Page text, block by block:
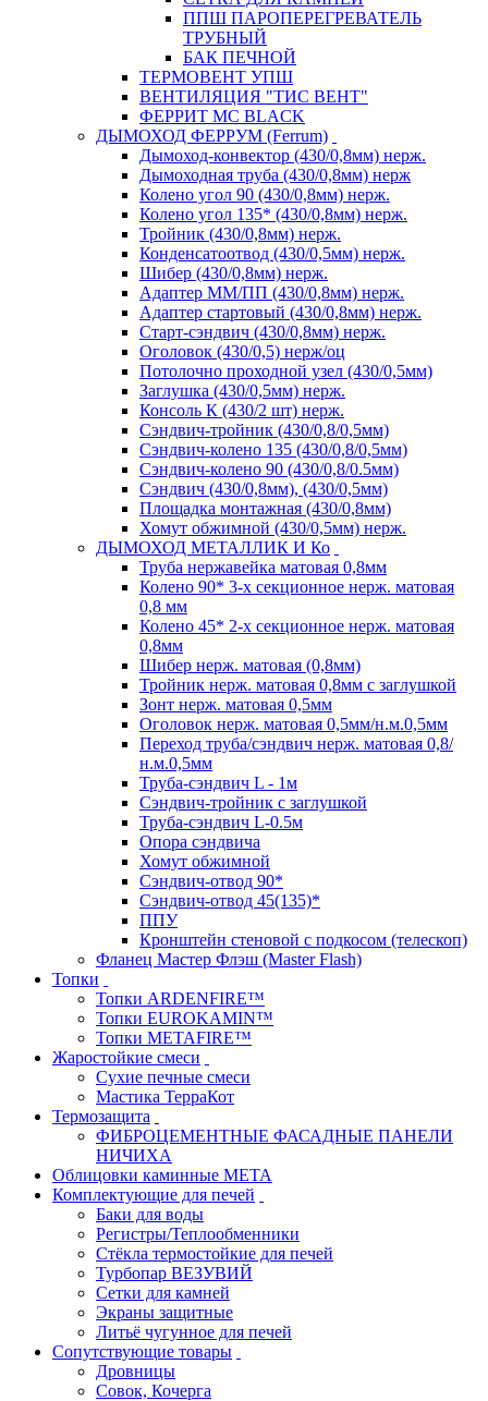
ППШ ПАРОПЕРЕГРЕВАТЕЛЬ
ТРУБНЫЙ
БАК ПЕЧНОЙ
ТЕРМОВЕНТ УПШ
ВЕНТИЛЯЦИЯ "ТИС ВЕНТ"
ФЕРРИТ MC BLACK
ДЫМОХОД ФЕРРУМ (Ferrum)
Дымоход-конвектор (430/0,8мм) нерж.
Дымоходная труба (430/0,8мм) нерж
Колено угол 90 (430/0,8мм) нерж.
Колено угол 135* (430/0,8мм) нерж.
Тройник (430/0,8мм) нерж.
Конденсатоотвод (430/0,5мм) нерж.
Шибер (430/0,8мм) нерж.
Адаптер ММ/ПП (430/0,8мм) нерж.
Адаптер стартовый (430/0,8мм) нерж.
Старт-сэндвич (430/0,8мм) нерж.
Оголовок (430/0,5) нерж/оц
Потолочно проходной узел (430/0,5мм)
Заглушка (430/0,5мм) нерж.
Консоль К (430/2 шт) нерж.
Сэндвич-тройник (430/0,8/0,5мм)
Сэндвич-колено 135 (430/0,8/0,5мм)
Сэндвич-колено 90 (430/0,8/0.5мм)
Сэндвич (430/0,8мм), (430/0,5мм)
Площадка монтажная (430/0,8мм)
Хомут обжимной (430/0,5мм) нерж.
ДЫМОХОД МЕТАЛЛИК И Ко
Труба нержавейка матовая 0,8мм
Колено 90* 3-х секционное нерж. матовая
0,8 мм
Колено 45* 2-х секционное нерж. матовая
0,8мм
Шибер нерж. матовая (0,8мм)
Тройник нерж. матовая 0,8мм с заглушкой
Зонт нерж. матовая 0,5мм
Оголовок нерж. матовая 0,5мм/н.м.0,5мм
Переход труба/сэндвич нерж. матовая 0,8/
н.м.0,5мм
Труба-сэндвич L - 1м
Сэндвич-тройник с заглушкой
Труба-сэндвич L-0.5м
Опора сэндвича
Хомут обжимной
Сэндвич-отвод 90*
Сэндвич-отвод 45(135)*
ППУ
Кронштейн стеновой с подкосом (телескоп)
Фланец Мастер Флэш (Master Flash)
Топки
Топки ARDENFIRE™
Топки EUROKAMIN™
Топки METAFIRE™
Жаростойкие смеси
Сухие печные смеси
Мастика ТерраКот
Термозащита
ФИБРОЦЕМЕНТНЫЕ ФАСАДНЫЕ ПАНЕЛИ
НИЧИХА
Облицовки каминные МЕТА
Комплектующие для печей
Баки для воды
Регистры/Теплообменники
Стёкла термостойкие для печей
Турбопар ВЕЗУВИЙ
Сетки для камней
Экраны защитные
Литьё чугунное для печей
Сопутствующие товары
Дровницы
Совок, Кочерга